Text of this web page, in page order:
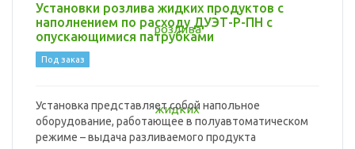
Установки розлива жидких продуктов с
наполнением по расходу ДУЭТ-Р-ПН с
опускающимися патрубками
Под заказ
Установка представляет собой напольное
оборудование, работающее в полуавтоматическом
режиме – выдача разливаемого продукта